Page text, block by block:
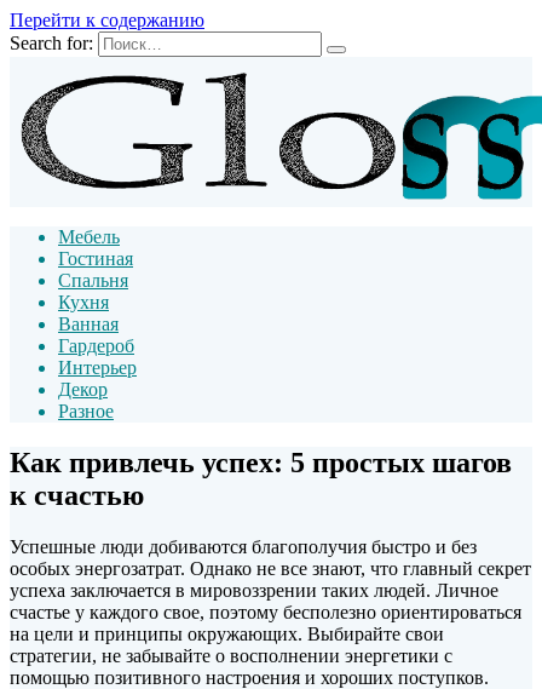
Перейти к содержанию
Search for:
Мебель
Гостиная
Спальня
Кухня
Ванная
Гардероб
Интерьер
Декор
Разное
Как привлечь успех: 5 простых шагов
к счастью
Успешные люди добиваются благополучия быстро и без
особых энергозатрат. Однако не все знают, что главный секрет
успеха заключается в мировоззрении таких людей. Личное
счастье у каждого свое, поэтому бесполезно ориентироваться
на цели и принципы окружающих. Выбирайте свои
стратегии, не забывайте о восполнении энергетики с
помощью позитивного настроения и хороших поступков.